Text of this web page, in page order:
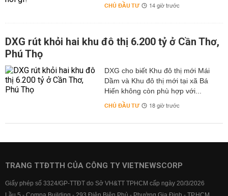
CHỦ ĐẦU TƯ 14 giờ trước
DXG rút khỏi hai khu đô thị 6.200 tỷ ở Cần Thơ,
Phú Thọ
DXG cho biết Khu đô thị mới Mái
Dầm và Khu đô thị mới tại xã Bá
Hiến không còn phù hợp với...
CHỦ ĐẦU TƯ 18 giờ trước
TRANG TTĐTTH CỦA CÔNG TY VIETNEWSCORP
Giấy phép số 3324/GP-TTĐT do Sở VH&TT TPHCM cấp ngày 20/3/2026